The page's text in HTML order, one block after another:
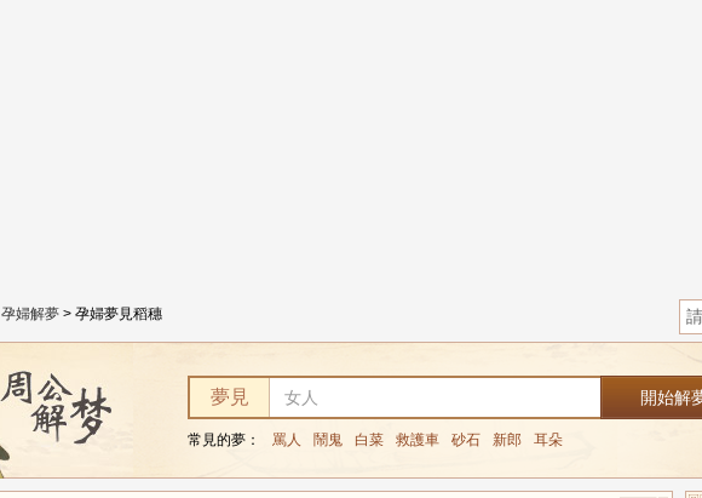
孕婦解夢 > 孕婦夢見稻穗
夢見
常見的夢： 罵人 鬧鬼 白菜 救護車 砂石 新郎 耳朵